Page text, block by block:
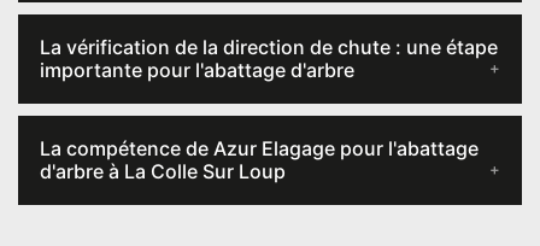
La vérification de la direction de chute : une étape
importante pour l'abattage d'arbre
La compétence de Azur Elagage pour l'abattage
d'arbre à La Colle Sur Loup